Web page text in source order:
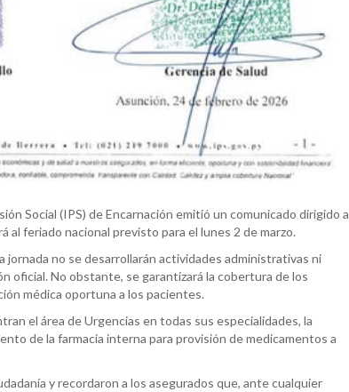
Social (IPS) de Encarnación emitió un comunicado dirigido a
feriado nacional previsto para el lunes 2 de marzo.
no se desarrollarán actividades administrativas ni
oficial. No obstante, se garantizará la cobertura de los
médica oportuna a los pacientes.
el área de Urgencias en todas sus especialidades, la
de la farmacia interna para provisión de medicamentos a
y recordaron a los asegurados que, ante cualquier